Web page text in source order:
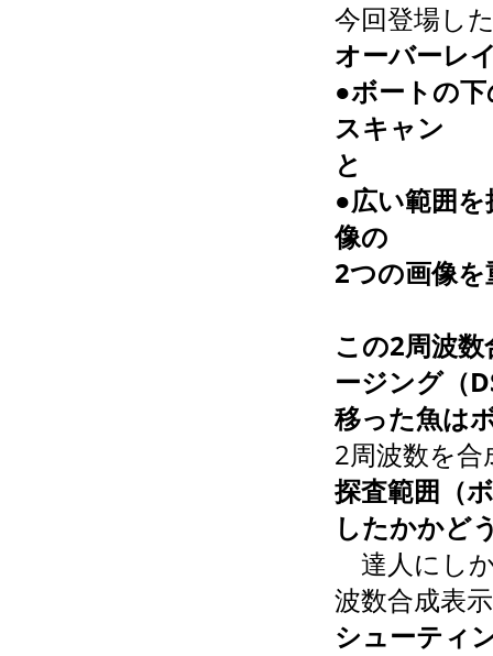
今回登場し
オーバーレ
●ボートの
スキャン
と
●広い範囲
像の
2つの画像
この2周波
ージング（
移った魚は
2周波数を
探査範囲（
したかかど
達人にし
波数合成表
シューティ